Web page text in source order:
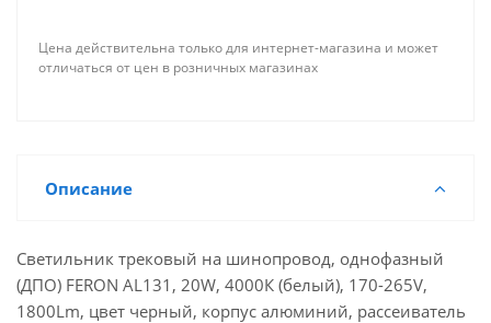
Цена действительна только для интернет-магазина и может
отличаться от цен в розничных магазинах
Описание
Светильник трековый на шинопровод, однофазный
(ДПО) FERON AL131, 20W, 4000К (белый), 170-265V,
1800Lm, цвет черный, корпус алюминий, рассеиватель